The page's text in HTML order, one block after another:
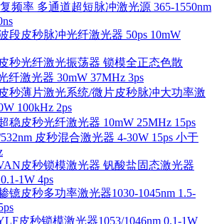
频率 多通道超短脉冲激光源 365-1550nm
段皮秒脉冲光纤激光器 50ps 10mW
秒光纤激光振荡器 锁模全正态色散
纤激光器 30mW 37MHz 3ps
秒薄片激光系统/微片皮秒脉冲大功率激
100kHz 2ps
稳皮秒光纤激光器 10mW 25MHz 15ps
532nm 皮秒混合激光器 4-30W 15ps 小于
皮秒锁模激光器 钒酸盐固态激光器
1W 4ps
镱皮秒多功率激光器1030-1045nm 1.5-
皮秒锁模激光器1053/1046nm 0.1-1W